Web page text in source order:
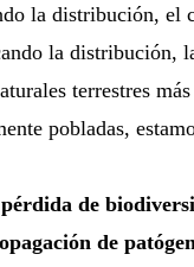
la distribución, el
la distribución,
terrestres
pobladas,
de
de